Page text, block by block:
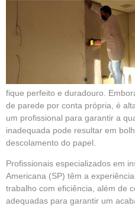
fique perfeito e duradouro.
de parede por conta própria, é
um profissional para garantir a
inadequada pode resultar em
descolamento do papel.
Profissionais especializados em
Americana (SP) têm a
trabalho com eficiência, além de
adequadas para garantir um